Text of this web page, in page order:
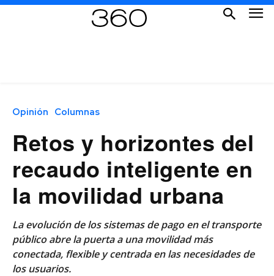
Opinión Columnas
Retos y horizontes del
recaudo inteligente en
la movilidad urbana
La evolución de los sistemas de pago en el transporte
público abre la puerta a una movilidad más
conectada, flexible y centrada en las necesidades de
los usuarios.